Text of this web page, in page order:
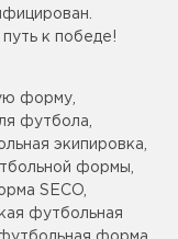
к победе!
форму,
футбола,
экипировка,
формы,
SECO,
футбольная